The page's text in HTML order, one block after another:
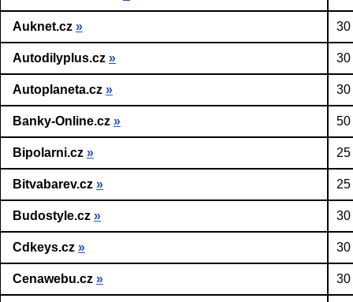
Auknet.cz » 30
Autodilyplus.cz » 30
Autoplaneta.cz » 30
Banky-Online.cz » 50
Bipolarni.cz »
Bitvabarev.cz »
Budostyle.cz » 30
Cdkeys.cz » 30
Cenawebu.cz » 30